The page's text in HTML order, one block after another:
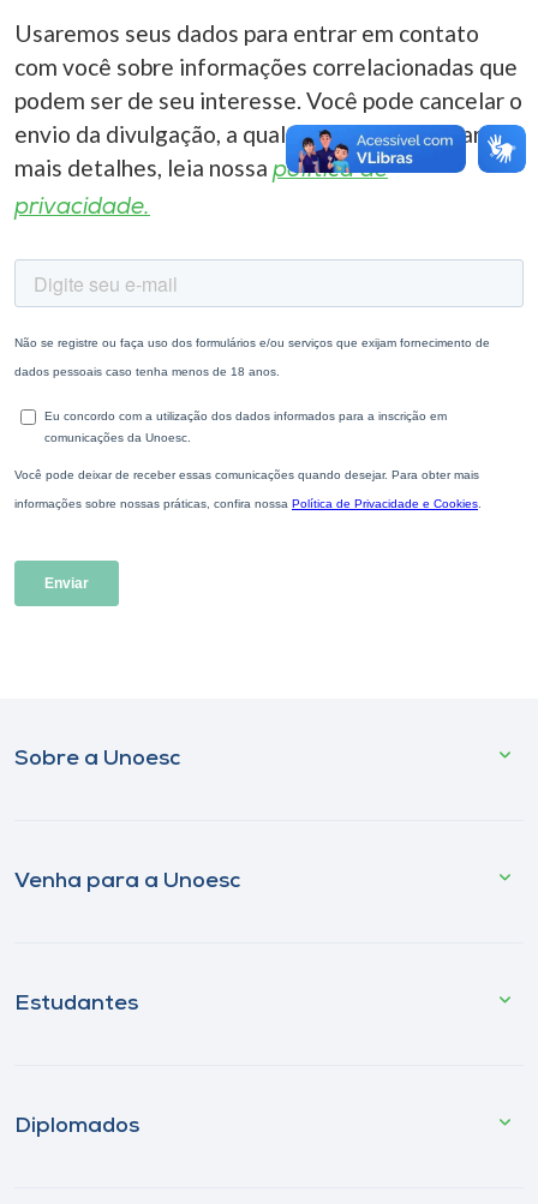
A-
Usaremos seus dados para entrar em contato
com você sobre informações correlacionadas que
podem ser de seu interesse. Você pode cancelar o
envio da divulgação, a qualquer momento. Para
mais detalhes, leia nossa política de
privacidade.
Sobre a Unoesc
Venha para a Unoesc
Estudantes
Diplomados